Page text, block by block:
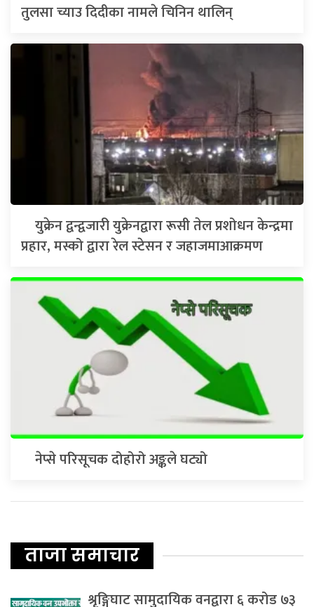
तुलसा च्याउ दिदीका नामले चिनिन थालिन्
युक्रेन द्वन्द्वजारी युक्रेनद्वारा रूसी तेल प्रशोधन केन्द्रमा
प्रहार, मस्को द्वारा रेल स्टेसन र जहाजमाआक्रमण
नेप्से परिसूचक दोहोरो अङ्कले घट्यो
ताजा समाचार
श्रृङ्गिघाट सामुदायिक वनद्वारा ६ करोड ७३